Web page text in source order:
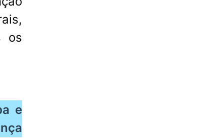
os
e